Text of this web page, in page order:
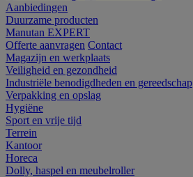
Aanbiedingen
Duurzame producten
Manutan EXPERT
Offerte aanvragen Contact
Magazijn en werkplaats
Veiligheid en gezondheid
Industriële benodigdheden en gereedschap
Verpakking en opslag
Hygiëne
Sport en vrije tijd
Terrein
Kantoor
Horeca
Dolly, haspel en meubelroller